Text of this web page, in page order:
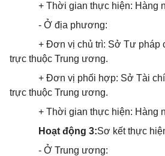
+ Thời gian thực hiện: Hàng
- Ở địa phương:
+ Đơn vị chủ trì: Sở Tư pháp
trực thuộc Trung ương.
+ Đơn vị phối hợp: Sở Tài
trực thuộc Trung ương.
+ Thời gian thực hiện: Hàng
Hoạt động 3:Sơ kết thực
- Ở Trung ương: